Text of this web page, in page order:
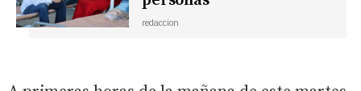
redaccion